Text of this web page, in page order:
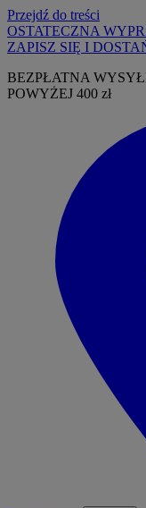
Przejdź do treści
OSTATECZNA
ZAPISZ SIĘ I
BEZPŁATNA
POWYŻEJ 400 zł